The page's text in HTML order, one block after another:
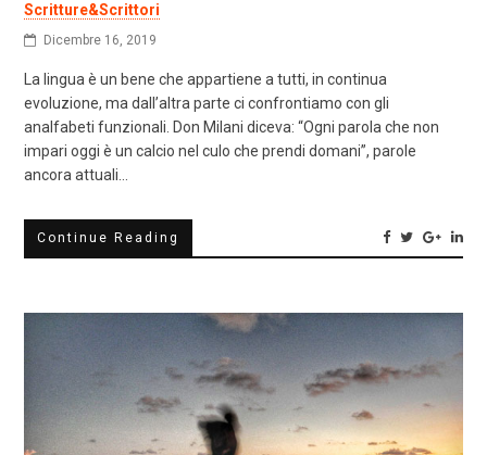
Scritture&Scrittori
Dicembre 16, 2019
La lingua è un bene che appartiene a tutti, in continua
evoluzione, ma dall’altra parte ci confrontiamo con gli
analfabeti funzionali. Don Milani diceva: “Ogni parola che non
impari oggi è un calcio nel culo che prendi domani”, parole
ancora attuali…
Continue Reading